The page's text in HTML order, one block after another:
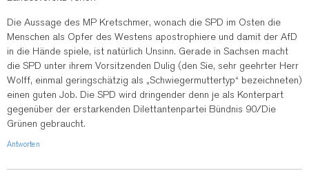
Die Aussage des MP Kretschmer, wonach die SPD im Osten die
Menschen als Opfer des Westens apostrophiere und damit der AfD
in die Hände spiele, ist natürlich Unsinn. Gerade in Sachsen macht
die SPD unter ihrem Vorsitzenden Dulig (den Sie, sehr geehrter Herr
Wolff, einmal geringschätzig als „Schwiegermuttertyp“ bezeichneten)
einen guten Job. Die SPD wird dringender denn je als Konterpart
gegenüber der erstarkenden Dilettantenpartei Bündnis 90/Die
Grünen gebraucht.
Antworten